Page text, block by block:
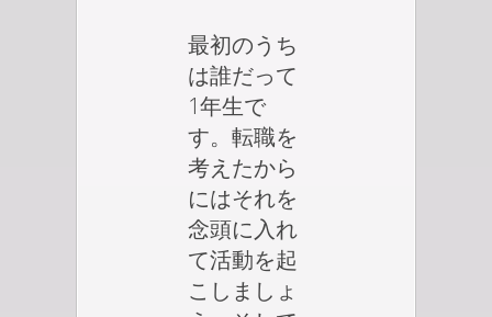
最初のうち
は誰だって
1年生で
す。転職を
考えたから
にはそれを
念頭に入れ
て活動を起
こしましょ